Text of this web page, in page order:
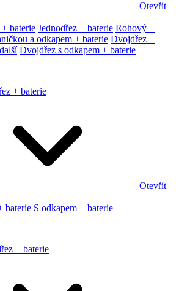
Otevřít
baterie Jednodřez + baterie Rohový +
a odkapem + baterie Dvojdřez +
Dvojdřez s odkapem + baterie
+ baterie
Otevřít
baterie S odkapem + baterie
+ baterie